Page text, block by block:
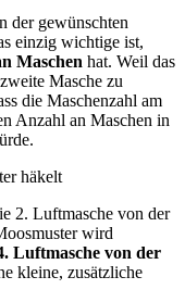
der gewünschten
einzig wichtige ist,
Maschen hat. Weil das
Masche zu
die Maschenzahl am
Anzahl an Maschen in
2. Luftmasche von der
wird
Luftmasche von der
kleine, zusätzliche